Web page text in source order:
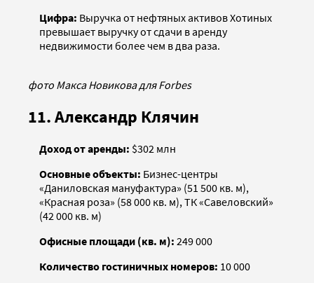
Цифра: Выручка от нефтяных активов Хотиных
превышает выручку от сдачи в аренду
недвижимости более чем в два раза.
фото Макса Новикова для Forbes
11. Александр Клячин
Доход от аренды: $302 млн
Основные объекты: Бизнес-центры
«Даниловская мануфактура» (51 500 кв. м),
«Красная роза» (58 000 кв. м), ТК «Савеловский»
(42 000 кв. м)
Офисные площади (кв. м): 249 000
Количество гостиничных номеров: 10 000